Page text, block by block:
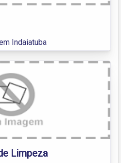
Indaiatuba
Limpeza